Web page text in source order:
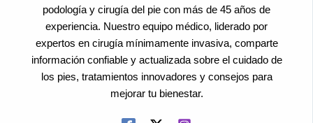
podología y cirugía del pie con más de 45 años de
experiencia. Nuestro equipo médico, liderado por
expertos en cirugía mínimamente invasiva, comparte
información confiable y actualizada sobre el cuidado de
los pies, tratamientos innovadores y consejos para
mejorar tu bienestar.